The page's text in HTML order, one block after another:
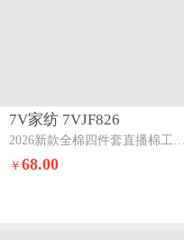
7V家纺 7VJF826
2026新款全棉四件套直播棉工艺款印花纯棉套件仙本那
￥68.00